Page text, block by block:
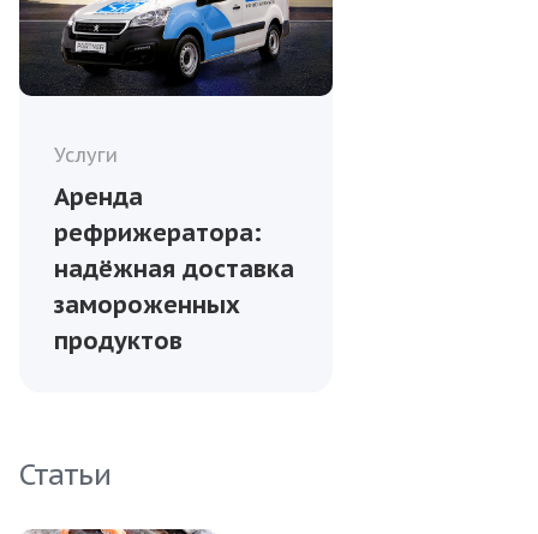
Услуги
Аренда
рефрижератора:
надёжная доставка
замороженных
продуктов
Статьи